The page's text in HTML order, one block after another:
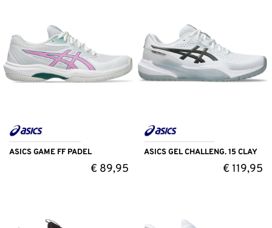
ASICS GAME FF PADEL
€89,95
ASICS GEL CHALLENG. 15 CLAY
€119,95